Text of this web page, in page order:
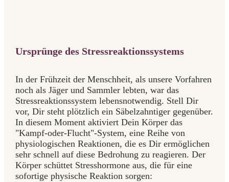
Ursprünge des Stressreaktionssystems
In der Frühzeit der Menschheit, als unsere Vorfahren
noch als Jäger und Sammler lebten, war das
Stressreaktionssystem lebensnotwendig. Stell Dir
vor, Dir steht plötzlich ein Säbelzahntiger gegenüber.
In diesem Moment aktiviert Dein Körper das
"Kampf-oder-Flucht"-System, eine Reihe von
physiologischen Reaktionen, die es Dir ermöglichen
sehr schnell auf diese Bedrohung zu reagieren. Der
Körper schüttet Stresshormone aus, die für eine
sofortige physische Reaktion sorgen: